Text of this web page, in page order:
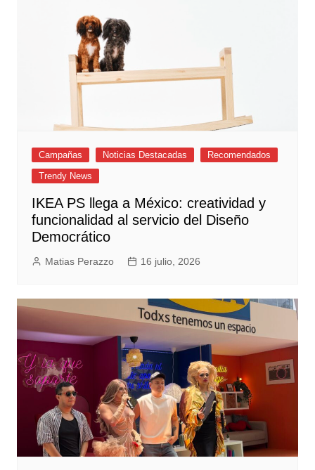
Campañas Noticias Destacadas
Recomendados
Trendy News
IKEA PS llega a México: creatividad y
funcionalidad al servicio del Diseño
Democrático
Matias Perazzo 16 julio, 2026